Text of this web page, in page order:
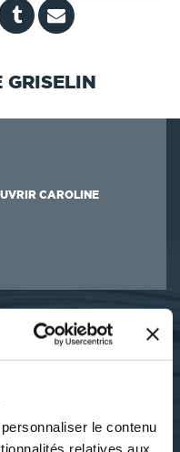
le contenu
relatives aux
GRISELIN
CAROLINE